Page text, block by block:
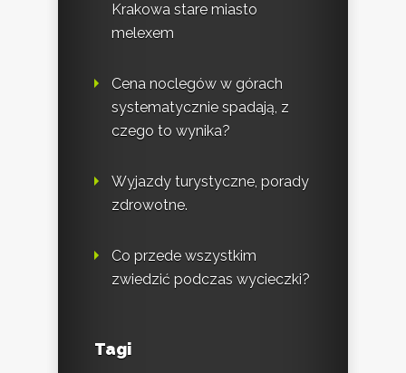
Krakowa stare miasto
melexem
Cena noclegów w górach
systematycznie spadają, z
czego to wynika?
Wyjazdy turystyczne, porady
zdrowotne.
Co przede wszystkim
zwiedzić podczas wycieczki?
Tagi